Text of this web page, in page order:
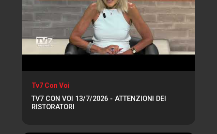
Tv7 Con Voi
TV7 CON VOI 13/7/2026 - ATTENZIONI DEI
RISTORATORI